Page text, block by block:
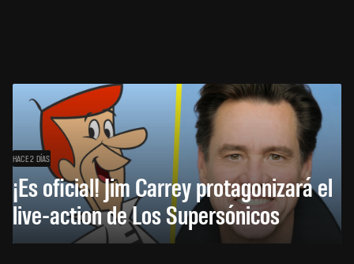
HACE 2 DÍAS
¡Es oficial! Jim Carrey protagonizará el
live-action de Los Supersónicos